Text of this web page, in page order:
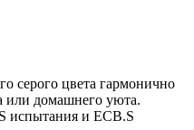
серого цвета гармонично
или домашнего уюта.
испытания и ECB.S